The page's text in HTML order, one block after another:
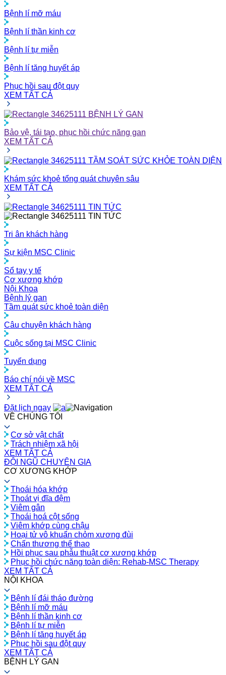
Bệnh lí mỡ máu
Bệnh lí thần kinh cơ
Bệnh lí tự miễn
Bệnh lí tăng huyết áp
Phục hồi sau đột quỵ
XEM TẤT CẢ
BỆNH LÝ GAN
Bảo vệ, tái tạo, phục hồi chức năng gan
XEM TẤT CẢ
TẦM SOÁT SỨC KHỎE TOÀN DIỆN
Khám sức khoẻ tổng quát chuyên sâu
XEM TẤT CẢ
TIN TỨC
TIN TỨC
Tri ân khách hàng
Sự kiện MSC Clinic
Sổ tay y tế
Cơ xương khớp
Nội Khoa
Bệnh lý gan
Tầm quát sức khoẻ toàn diện
Câu chuyện khách hàng
Cuộc sống tại MSC Clinic
Tuyển dụng
Báo chí nói về MSC
XEM TẤT CẢ
Đặt lịch ngay
VỀ CHÚNG TÔI
Cơ sở vật chất
Trách nhiệm xã hội
XEM TẤT CẢ
ĐỘI NGŨ CHUYÊN GIA
CƠ XƯƠNG KHỚP
Thoái hóa khớp
Thoát vị đĩa đệm
Viêm gân
Thoái hoá cột sống
Viêm khớp cùng chậu
Hoại tử vô khuẩn chỏm xương đùi
Chấn thương thể thao
Hồi phục sau phẫu thuật cơ xương khớp
Phục hồi chức năng toàn diện: Rehab-MSC Therapy
XEM TẤT CẢ
NỘI KHOA
Bệnh lí đái tháo đường
Bệnh lí mỡ máu
Bệnh lí thần kinh cơ
Bệnh lí tự miễn
Bệnh lí tăng huyết áp
Phục hồi sau đột quỵ
XEM TẤT CẢ
BỆNH LÝ GAN